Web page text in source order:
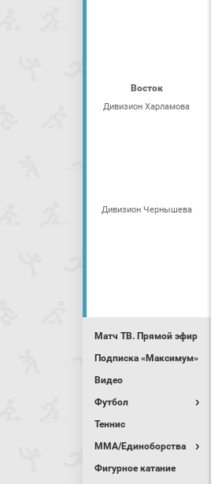
Восток
Дивизион Харламова
Дивизион Чернышева
Матч ТВ. Прямой эфир
Подписка «Максимум»
Видео
Футбол
Теннис
MMA/Единоборства
Фигурное катание